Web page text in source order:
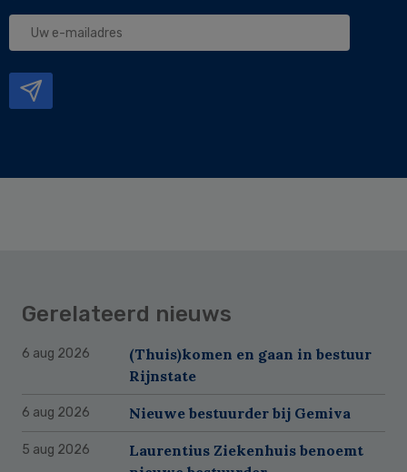
Uw
Gerelateerd nieuws
6 aug 2026
(Thuis)komen en gaan in bestuur
Rijnstate
6 aug 2026 Nieuwe bestuurder bij Gemiva
5 aug 2026
Laurentius Ziekenhuis benoemt